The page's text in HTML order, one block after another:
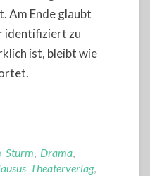
Am Ende glaubt
identifiziert zu
ist, bleibt wie
Sturm, Drama,
Theaterverlag,